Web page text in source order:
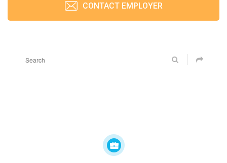
CONTACT EMPLOYER